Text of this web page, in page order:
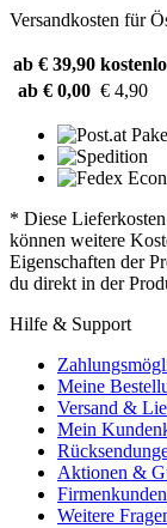
Versandkosten für
ab € 39,90
ab € 0,00 € 4,90
* Diese
können weitere
Eigenschaften der
du direkt in der
Hilfe & Support
Meine
Versand &
Mein
Aktionen &
Firmenkunden
Weitere